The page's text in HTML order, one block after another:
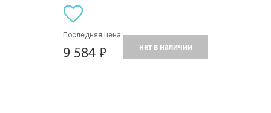
Последняя цена:
9 584 нет в наличии